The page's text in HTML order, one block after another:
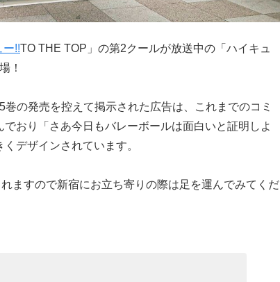
ー!!TO THE TOP」の第2クールが放送中の「ハイキュ
！
の発売を控えて掲示された広告は、これまでのコミ
おり「さあ今日もバレーボールは面白いと証明しよ
デザインされています。
ますので新宿にお立ち寄りの際は足を運んでみてくだ